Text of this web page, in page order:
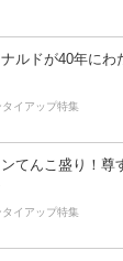
ルドが40年に
タイアップ特集
てんこ盛り！尊
タイアップ特集